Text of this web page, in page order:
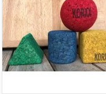
bevat vier kleurrijke blokken in
geometrische vormen voor
kinderen vanaf 1 jaar
TOEVOEGEN AAN